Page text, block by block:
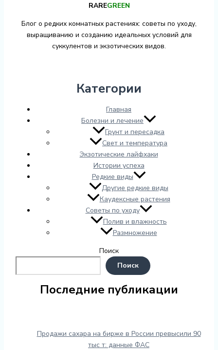
RAREGREEN
Блог о редких комнатных растениях: советы по уходу,
выращиванию и созданию идеальных условий для
суккулентов и экзотических видов.
Категории
Главная
Болезни и лечение
Грунт и пересадка
Свет и температура
Экзотические лайфхаки
Истории успеха
Редкие виды
Другие редкие виды
Каудексные растения
Советы по уходу
Полив и влажность
Размножение
Поиск
Поиск
Последние публикации
Продажи сахара на бирже в России превысили 90
тыс т: данные ФАС